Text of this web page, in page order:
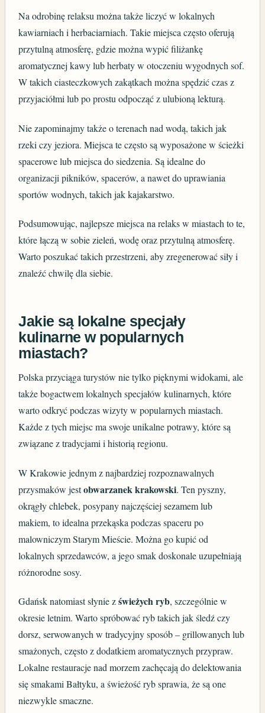
Na odrobinę relaksu można także liczyć w lokalnych
kawiarniach i herbaciarniach. Takie miejsca często oferują
przytulną atmosferę, gdzie można wypić filiżankę
aromatycznej kawy lub herbaty w otoczeniu wygodnych sof.
W takich ciasteczkowych zakątkach można spędzić czas z
przyjaciółmi lub po prostu odpocząć z ulubioną lekturą.
Nie zapominajmy także o terenach nad wodą, takich jak
rzeki czy jeziora. Miejsca te często są wyposażone w ścieżki
spacerowe lub miejsca do siedzenia. Są idealne do
organizacji pikników, spacerów, a nawet do uprawiania
sportów wodnych, takich jak kajakarstwo.
Podsumowując, najlepsze miejsca na relaks w miastach to te,
które łączą w sobie zieleń, wodę oraz przytulną atmosferę.
Warto poszukać takich przestrzeni, aby zregenerować siły i
znaleźć chwilę dla siebie.
Jakie są lokalne specjały
kulinarne w popularnych
miastach?
Polska przyciąga turystów nie tylko pięknymi widokami, ale
także bogactwem lokalnych specjałów kulinarnych, które
warto odkryć podczas wizyty w popularnych miastach.
Każde z tych miejsc ma swoje unikalne potrawy, które są
związane z tradycjami i historią regionu.
W Krakowie jednym z najbardziej rozpoznawalnych
przysmaków jestobwarzanek krakowski. Ten pyszny,
okrągły chlebek, posypany najczęściej sezamem lub
makiem, to idealna przekąska podczas spaceru po
malowniczym Starym Mieście. Można go kupić od
lokalnych sprzedawców, a jego smak doskonale uzupełniają
różnorodne sosy.
Gdańsk natomiast słynie zświeżych ryb, szczególnie w
okresie letnim. Warto spróbować ryb takich jak śledź czy
dorsz, serwowanych w tradycyjny sposób – grillowanych lub
smażonych, często z dodatkiem aromatycznych przypraw.
Lokalne restauracje nad morzem zachęcają do delektowania
się smakami Bałtyku, a świeżość ryb sprawia, że są one
niezwykle smaczne.